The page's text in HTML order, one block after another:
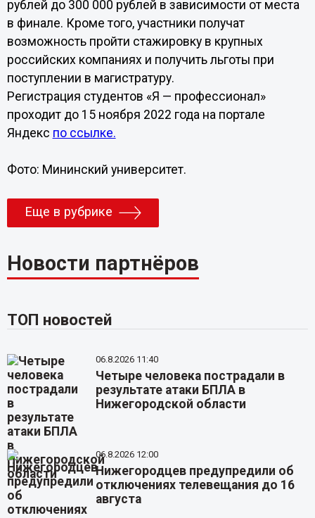
рублей до 300 000 рублей в зависимости от места
в финале. Кроме того, участники получат
возможность пройти стажировку в крупных
российских компаниях и получить льготы при
поступлении в магистратуру.
Регистрация студентов «Я — профессионал»
проходит до 15 ноября 2022 года на портале
Яндекс по ссылке.
Фото: Мининский университет.
Еще в рубрике
Новости партнёров
ТОП новостей
06.8.2026 11:40
Четыре человека пострадали в
результате атаки БПЛА в
Нижегородской области
06.8.2026 12:00
Нижегородцев предупредили об
отключениях телевещания до 16
августа